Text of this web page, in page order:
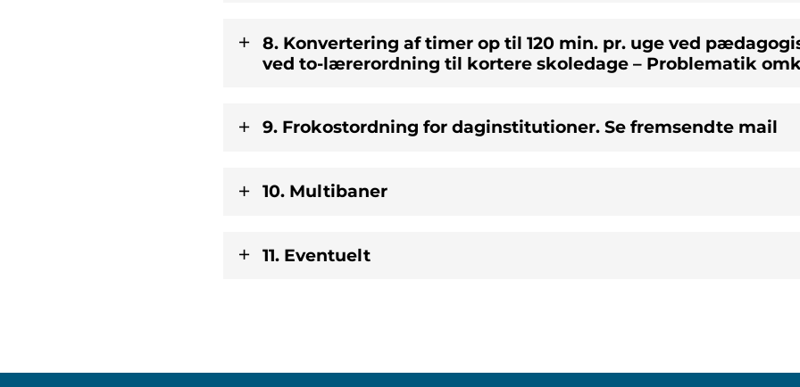
8. Konvertering af timer op til 120 min. pr. uge ved
ved to-lærerordning til kortere skoledage – Problematik
9. Frokostordning for daginstitutioner. Se fremsendte mail
10. Multibaner
11. Eventuelt